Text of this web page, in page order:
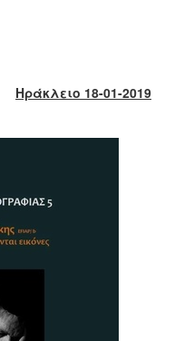
Ηράκλειο 18-01-2019